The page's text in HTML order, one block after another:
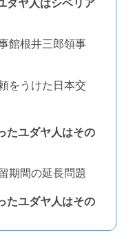
ダヤ人はシベリア
館根井三郎領事
をうけた日本交
たユダヤ人はその
期間の延長問題
たユダヤ人はその